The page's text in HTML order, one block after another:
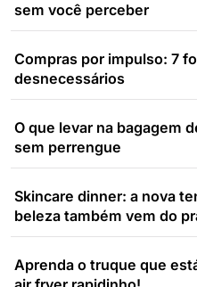
sem você perceber
Compras por impulso: 7
desnecessários
O que levar na bagagem
sem perrengue
Skincare dinner: a nova
beleza também vem do
Aprenda o truque que